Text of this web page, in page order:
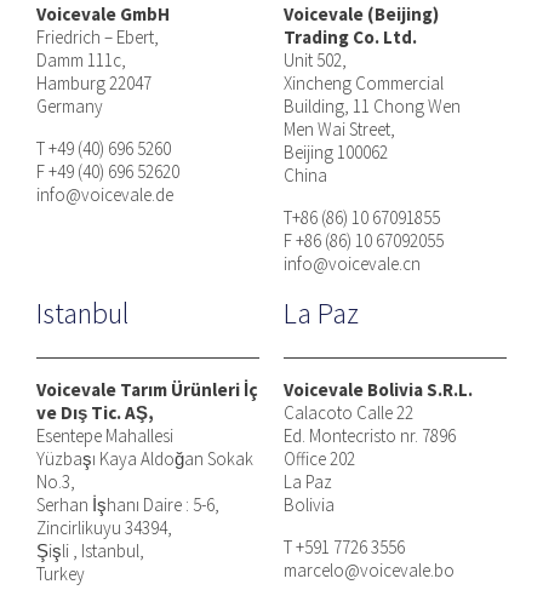
Voicevale GmbH
Friedrich – Ebert,
Damm 111c,
Hamburg 22047
Germany
T +49 (40) 696 5260
F +49 (40) 696 52620
info@voicevale.de
Voicevale (Beijing)
Trading Co. Ltd.
Unit 502,
Xincheng Commercial
Building, 11 Chong Wen
Men Wai Street,
Beijing 100062
China
T+86 (86) 10 67091855
F +86 (86) 10 67092055
info@voicevale.cn
Istanbul
Voicevale Tarım Ürünleri İç
ve Dış Tic. AŞ,
Esentepe Mahallesi
Yüzbaşı Kaya Aldoğan Sokak
No.3,
Serhan İşhanı Daire : 5-6,
Zincirlikuyu 34394,
Şişli , Istanbul,
Turkey
La Paz
Voicevale Bolivia S.R.L.
Calacoto Calle 22
Ed. Montecristo nr. 7896
Office 202
La Paz
Bolivia
T +591 7726 3556
marcelo@voicevale.bo